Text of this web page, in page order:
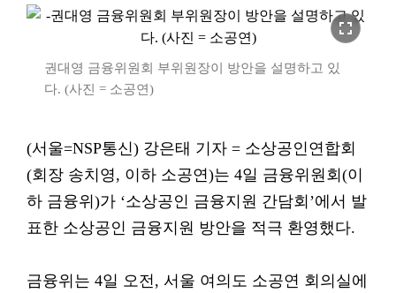
fullscreen
권대영 금융위원회 부위원장이 방안을 설명하고 있
다. (사진 = 소공연)
(서울=NSP통신) 강은태 기자 = 소상공인연합회
(회장 송치영, 이하 소공연)는 4일 금융위원회(이
하 금융위)가 ‘소상공인 금융지원 간담회’에서 발
표한 소상공인 금융지원 방안을 적극 환영했다.
금융위는 4일 오전, 서울 여의도 소공연 회의실에